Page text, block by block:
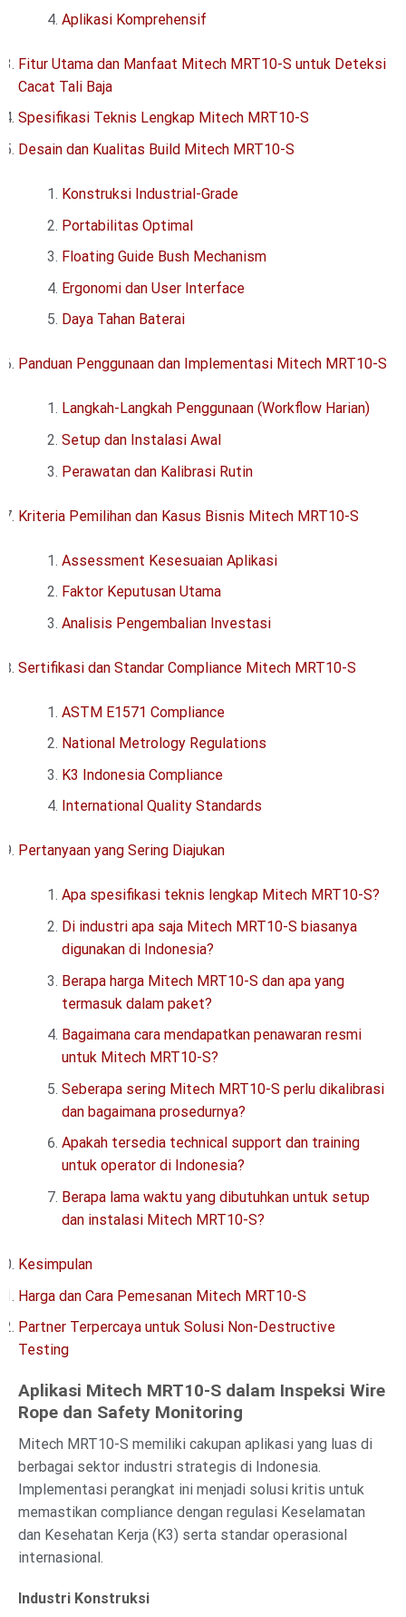
Aplikasi Komprehensif
Fitur Utama dan Manfaat Mitech MRT10-S untuk Deteksi
Cacat Tali Baja
Spesifikasi Teknis Lengkap Mitech MRT10-S
Desain dan Kualitas Build Mitech MRT10-S
Konstruksi Industrial-Grade
Portabilitas Optimal
Floating Guide Bush Mechanism
Ergonomi dan User Interface
Daya Tahan Baterai
Panduan Penggunaan dan Implementasi Mitech MRT10-S
Langkah-Langkah Penggunaan (Workflow Harian)
Setup dan Instalasi Awal
Perawatan dan Kalibrasi Rutin
Kriteria Pemilihan dan Kasus Bisnis Mitech MRT10-S
Assessment Kesesuaian Aplikasi
Faktor Keputusan Utama
Analisis Pengembalian Investasi
Sertifikasi dan Standar Compliance Mitech MRT10-S
ASTM E1571 Compliance
National Metrology Regulations
K3 Indonesia Compliance
International Quality Standards
Pertanyaan yang Sering Diajukan
Apa spesifikasi teknis lengkap Mitech MRT10-S?
Di industri apa saja Mitech MRT10-S biasanya
digunakan di Indonesia?
Berapa harga Mitech MRT10-S dan apa yang
termasuk dalam paket?
Bagaimana cara mendapatkan penawaran resmi
untuk Mitech MRT10-S?
Seberapa sering Mitech MRT10-S perlu dikalibrasi
dan bagaimana prosedurnya?
Apakah tersedia technical support dan training
untuk operator di Indonesia?
Berapa lama waktu yang dibutuhkan untuk setup
dan instalasi Mitech MRT10-S?
Kesimpulan
Harga dan Cara Pemesanan Mitech MRT10-S
Partner Terpercaya untuk Solusi Non-Destructive
Testing
Aplikasi Mitech MRT10-S dalam Inspeksi Wire
Rope dan Safety Monitoring
Mitech MRT10-S memiliki cakupan aplikasi yang luas di
berbagai sektor industri strategis di Indonesia.
Implementasi perangkat ini menjadi solusi kritis untuk
memastikan compliance dengan regulasi Keselamatan
dan Kesehatan Kerja (K3) serta standar operasional
internasional.
Industri Konstruksi